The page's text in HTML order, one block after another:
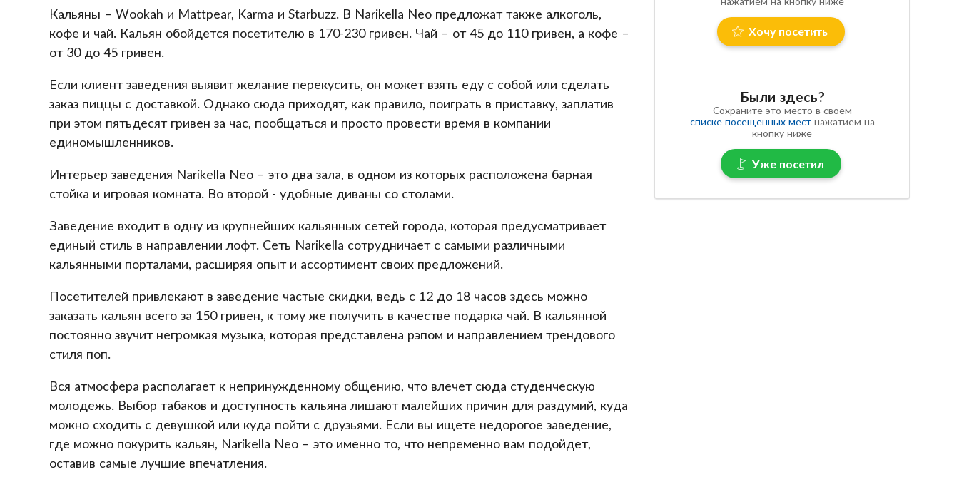
Кальяны – Wookah и Mattpear, Karma и Starbuzz. В Narikella Neo предложат также алкоголь,
кофе и чай. Кальян обойдется посетителю в 170-230 гривен. Чай – от 45 до 110 гривен, а кофе –
от 30 до 45 гривен.
Если клиент заведения выявит желание перекусить, он может взять еду с собой или сделать
заказ пиццы с доставкой. Однако сюда приходят, как правило, поиграть в приставку, заплатив
при этом пятьдесят гривен за час, пообщаться и просто провести время в компании
единомышленников.
Интерьер заведения Narikella Neo – это два зала, в одном из которых расположена барная
стойка и игровая комната. Во второй - удобные диваны со столами.
Заведение входит в одну из крупнейших кальянных сетей города, которая предусматривает
единый стиль в направлении лофт. Сеть Narikella сотрудничает с самыми различными
кальянными порталами, расширяя опыт и ассортимент своих предложений.
Посетителей привлекают в заведение частые скидки, ведь с 12 до 18 часов здесь можно
заказать кальян всего за 150 гривен, к тому же получить в качестве подарка чай. В кальянной
постоянно звучит негромкая музыка, которая представлена рэпом и направлением трендового
стиля поп.
Вся атмосфера располагает к непринужденному общению, что влечет сюда студенческую
молодежь. Выбор табаков и доступность кальяна лишают малейших причин для раздумий, куда
можно сходить с девушкой или куда пойти с друзьями. Если вы ищете недорогое заведение,
где можно покурить кальян, Narikella Neo – это именно то, что непременно вам подойдет,
оставив самые лучшие впечатления.
Хочу посетить
Были здесь?
Сохраните это место в своем
списке посещенных местнажатием на
кнопку ниже
Уже посетил